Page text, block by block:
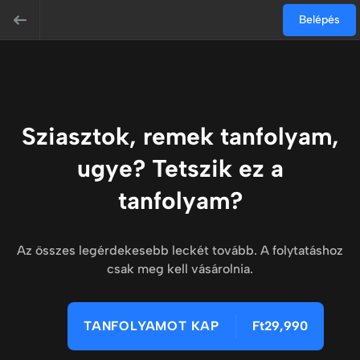
Belépés
Sziasztok, remek tanfolyam,
ugye? Tetszik ez a
tanfolyam?
Az összes legérdekesebb leckét tovább. A folytatáshoz
csak meg kell vásárolnia.
TANFOLYAMOT KAP Ft29,990